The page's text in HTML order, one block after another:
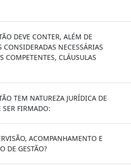
DEVE CONTER, ALÉM DE
CONSIDERADAS NECESSÁRIAS
COMPETENTES, CLÁUSULAS
TEM NATUREZA JURÍDICA DE
SER FIRMADO:
ACOMPANHAMENTO E
DE GESTÃO?